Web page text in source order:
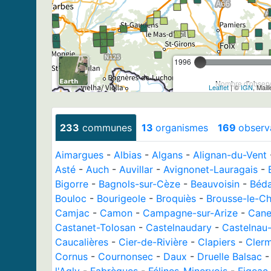
1996
Nombre
Leaflet| ©IGN,
233 communes 13 organismes 169
Aimargues - Albias - Algans - Alignan-du-Vent
Asté - Auch - Auvillar - Avignonet-Lauragais -
Bigorre - Bagnols-sur-Cèze - Beauvoisin -
Bouloc - Bourigeole - Broquiès - Brousse-le-
Camjac - Camon - Campagne-sur-Arize -
Castanet-Tolosan - Castelnaudary -
Caucalières - Cier-de-Rivière - Clapiers -
Cornus - Cournonsec - Daux - Druelle Balsac